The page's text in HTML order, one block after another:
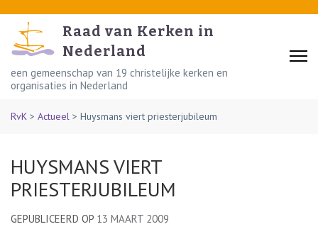
content
(Press
Enter)
Raad van Kerken in
Nederland
een gemeenschap van 19 christelijke kerken en
organisaties in Nederland
RvK > Actueel > Huysmans viert priesterjubileum
HUYSMANS VIERT
PRIESTERJUBILEUM
GEPUBLICEERD OP 13 MAART 2009